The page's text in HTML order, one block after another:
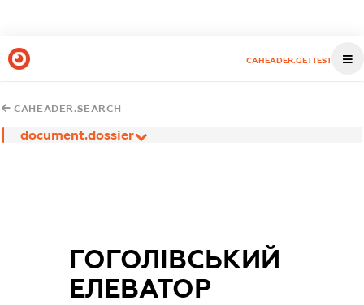
CAHEADER.GETTEST
CAHEADER.SEARCH
document.dossier
ГОГОЛІВСЬКИЙ
ЕЛЕВАТОР